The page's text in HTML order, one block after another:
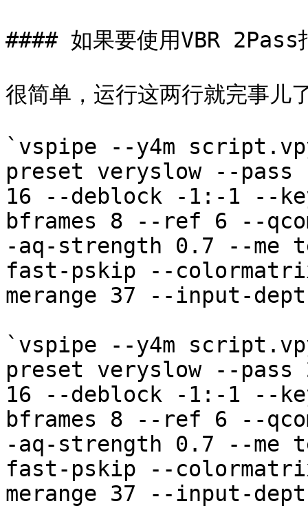
#### 如果要使用VBR 2Pass
很简单，运行这两行就完事儿
`vspipe --y4m
preset veryslow --
16 --deblock -1:-1 --
bframes 8 --ref 6 --
-aq-strength 0.7 --me
fast-pskip --
merange 37 --input-
`vspipe --y4m
preset veryslow --
16 --deblock -1:-1 --
bframes 8 --ref 6 --
-aq-strength 0.7 --me
fast-pskip --
merange 37 --input-